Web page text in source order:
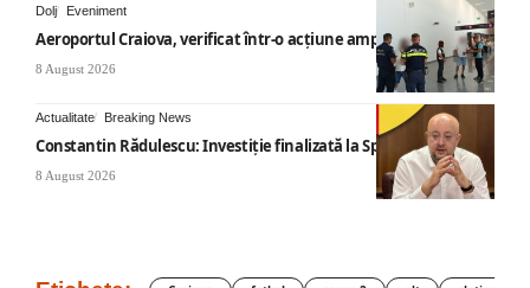
Dolj Eveniment
Aeroportul Craiova, verificat într-o acțiune amplă
8 August 2026
Actualitate Breaking News
Constantin Rădulescu: Investiție finalizată la Spitalul Mihăești
8 August 2026